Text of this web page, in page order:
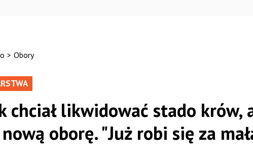
> Obory
chciał likwidować stado krów,
oborę. "Już robi się za